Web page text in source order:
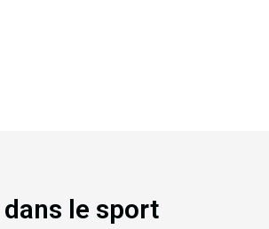
le sport